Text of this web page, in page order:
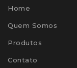
Home
Quem Somos
Produtos
Contato